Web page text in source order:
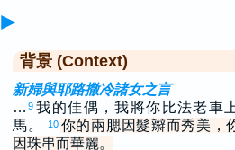
►
背景 (Context)
新婦與耶路撒冷諸女之言
… 9 我的佳偶，我將你比法老車
馬。
10 你的兩腮因髮辮而秀美，
因珠串而華麗。